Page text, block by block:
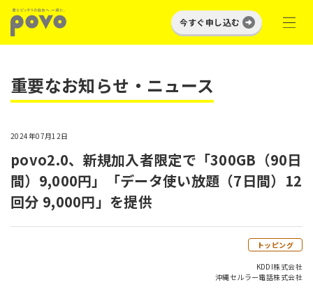
今すぐ申し込む
重要なお知らせ・ニュース
2024年07月12日
povo2.0、新規加入者限定で「300GB（90日
間）9,000円」「データ使い放題（7日間）12
回分 9,000円」を提供
トッピング
KDDI株式会社
沖縄セルラー電話株式会社